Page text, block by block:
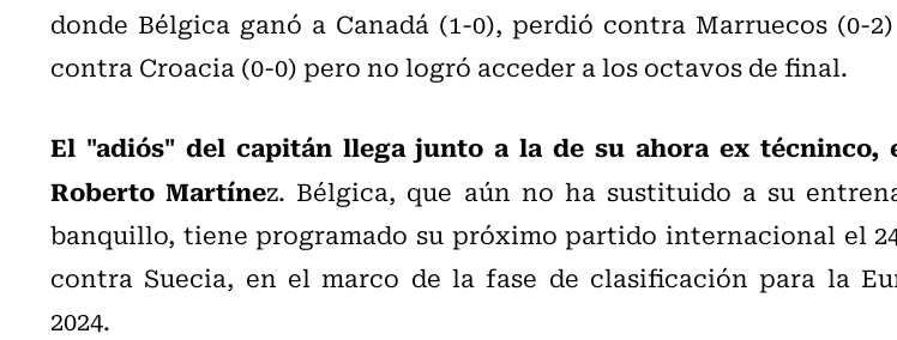
donde Bélgica ganó a Canadá (1-0), perdió contra Marruecos (0-
contra Croacia (0-0) pero no logró acceder a los octavos de final.
El "adiós" del capitán llega junto a la de su ahora ex técninco,
Roberto Martínez. Bélgica, que aún no ha sustituido a su
banquillo, tiene programado su próximo partido internacional el
contra Suecia, en el marco de la fase de clasificación para la
2024.